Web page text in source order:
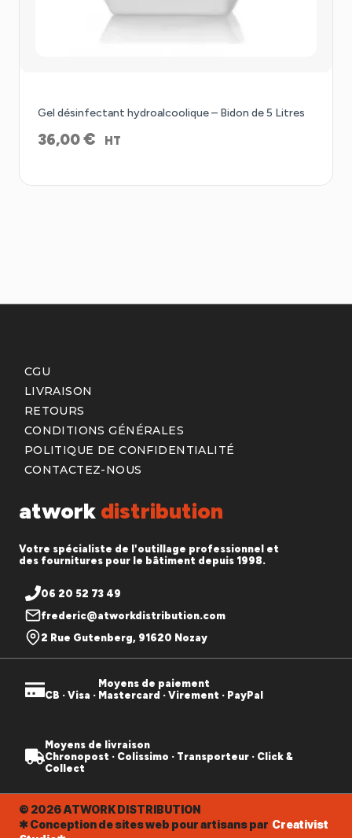
Gel désinfectant hydroalcoolique – Bidon de 5 Litres
36,00€ HT
atwork distribution
Votre spécialiste de l'outillage professionnel et
des fournitures pour le bâtiment depuis 1998.
06 20 52 73 49
frederic@atworkdistribution.com
2 Rue Gutenberg, 91620 Nozay
CGU
LIVRAISON
RETOURS
CONDITIONS GÉNÉRALES
POLITIQUE DE CONFIDENTIALITÉ
CONTACTEZ-NOUS
Moyens de paiement
CB · Visa · Mastercard · Virement · PayPal
Moyens de livraison
Chronopost · Colissimo · Transporteur · Click &
Collect
© 2026 ATWORK DISTRIBUTION
✱ Conception de sites web pour artisans par Creativist